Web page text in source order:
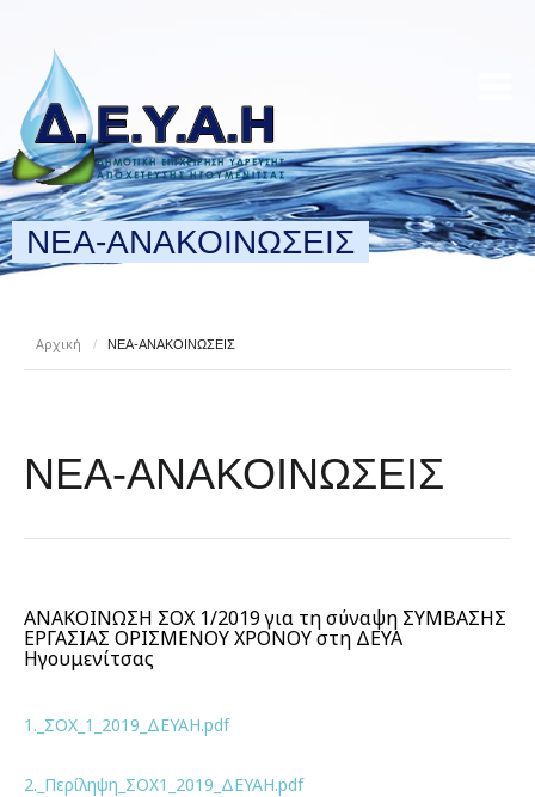
ΝΕΑ-ΑΝΑΚΟΙΝΩΣΕΙΣ
Αρχική / ΝΕΑ-ΑΝΑΚΟΙΝΩΣΕΙΣ
ΝΕΑ-ΑΝΑΚΟΙΝΩΣΕΙΣ
ΑΝΑΚΟΙΝΩΣΗ ΣΟΧ 1/2019 για τη σύναψη ΣΥΜΒΑΣΗΣ
ΕΡΓΑΣΙΑΣ ΟΡΙΣΜΕΝΟΥ ΧΡΟΝΟΥ στη ΔΕΥΑ
Ηγουμενίτσας
1._ΣΟΧ_1_2019_ΔΕΥΑΗ.pdf
2._Περίληψη_ΣΟΧ1_2019_ΔΕΥΑΗ.pdf